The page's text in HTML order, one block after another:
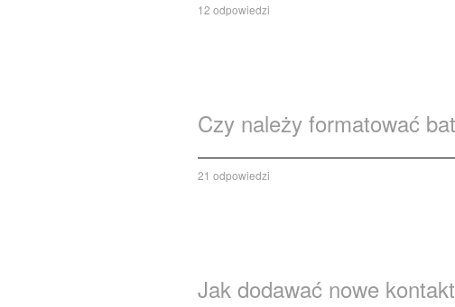
12 odpowiedzi
Czy należy formatować
21 odpowiedzi
Jak dodawać nowe